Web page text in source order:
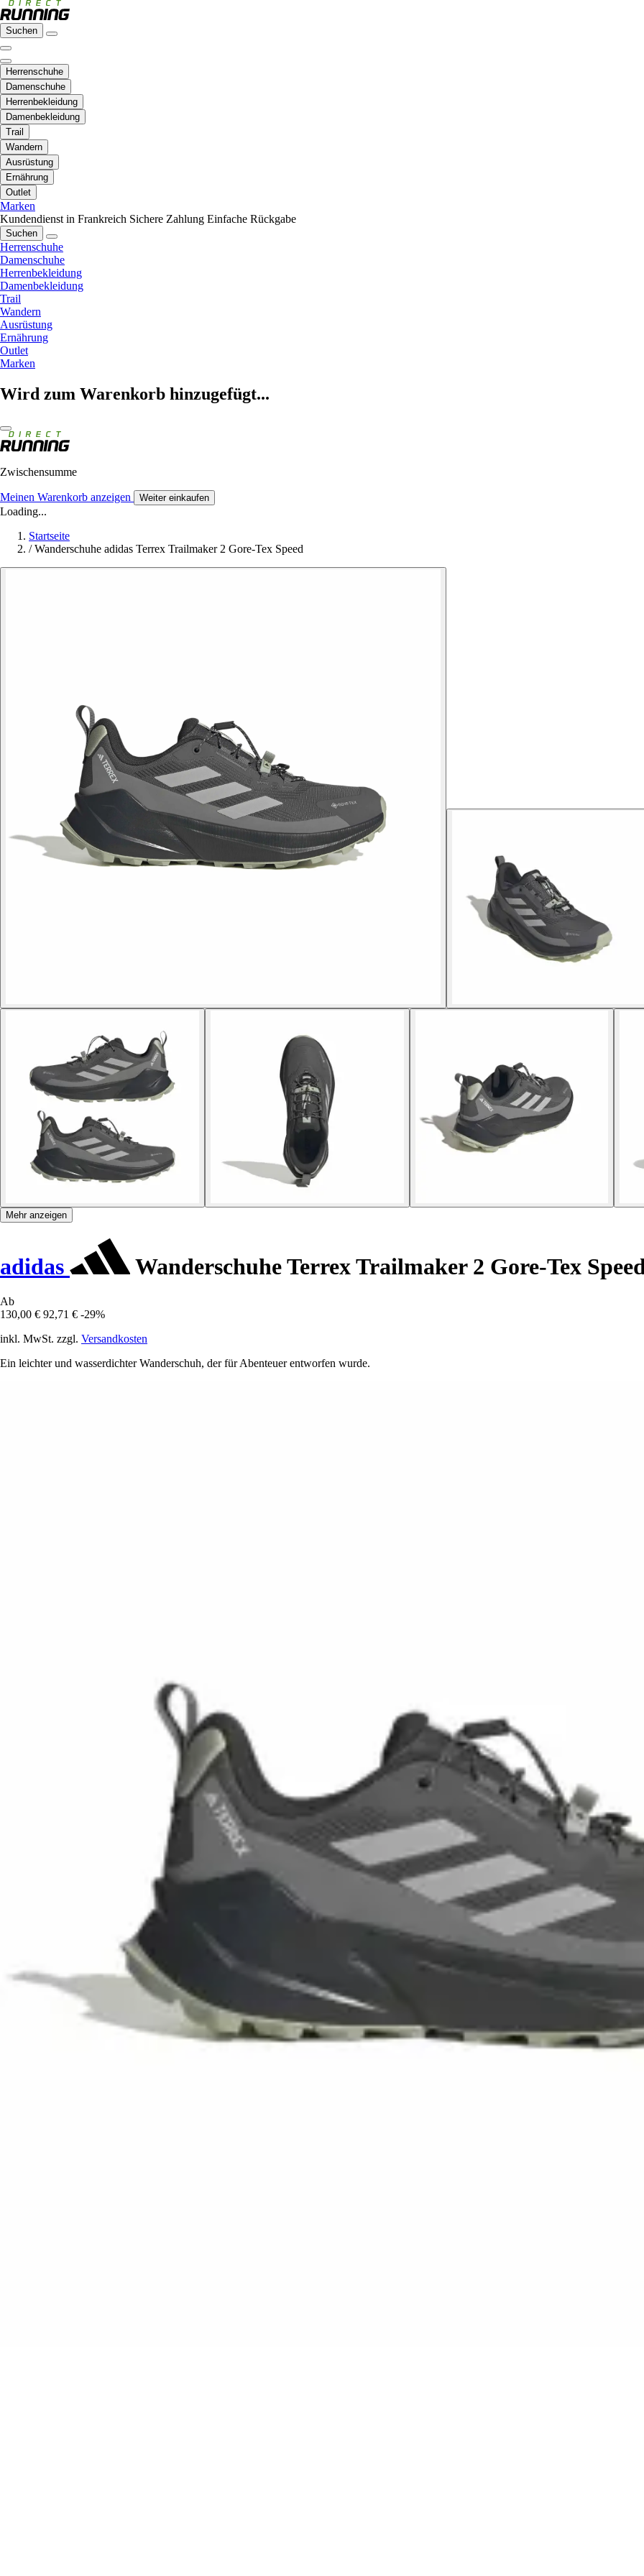
Suchen
Herrenschuhe
Damenschuhe
Herrenbekleidung
Damenbekleidung
Trail
Wandern
Ausrüstung
Ernährung
Outlet
Marken
Kundendienst in Frankreich Sichere Zahlung Einfache Rückgabe
Suchen
Herrenschuhe
Damenschuhe
Herrenbekleidung
Damenbekleidung
Trail
Wandern
Ausrüstung
Ernährung
Outlet
Marken
Wird zum Warenkorb hinzugefügt...
Zwischensumme
Meinen Warenkorb anzeigen Weiter einkaufen
Loading...
Startseite
/ Wanderschuhe adidas Terrex Trailmaker 2 Gore-Tex Speed
Mehr anzeigen
adidas Wanderschuhe Terrex Trailmaker 2 Gore-Tex
Ab
130,00 € 92,71 € -29%
inkl. MwSt. zzgl. Versandkosten
Ein leichter und wasserdichter Wanderschuh, der für Abenteuer entworfen wurde.